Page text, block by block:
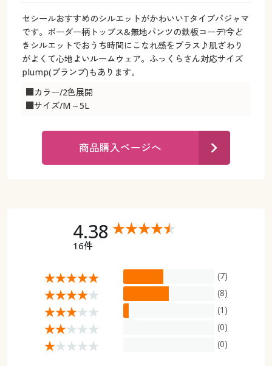
大きいサイズ 事務・制服
カタログ・チラシからのご注文
デジタルカタログ
カタログ無料プレゼント
ご利用ガイド
よくある質問とお問い合わせ
カタログ無料プレゼント
会員メニュー
マイページ
閲覧履歴
ご利用ガイド
セシールおすすめのシルエットがかわいいTタイプパジャマ
です。ボーダー柄トップス&無地パンツの鉄板コーデ!今ど
きシルエットでおうち時間にこなれ感をプラス♪肌ざわり
がよくて心地よいルームウェア。ふっくらさん対応サイズ
plump(プランプ)もあります。
■カラー/2色展開
■サイズ/M～5L
商品購入ページへ
4.38
16件
(7)
(8)
(1)
(0)
(0)